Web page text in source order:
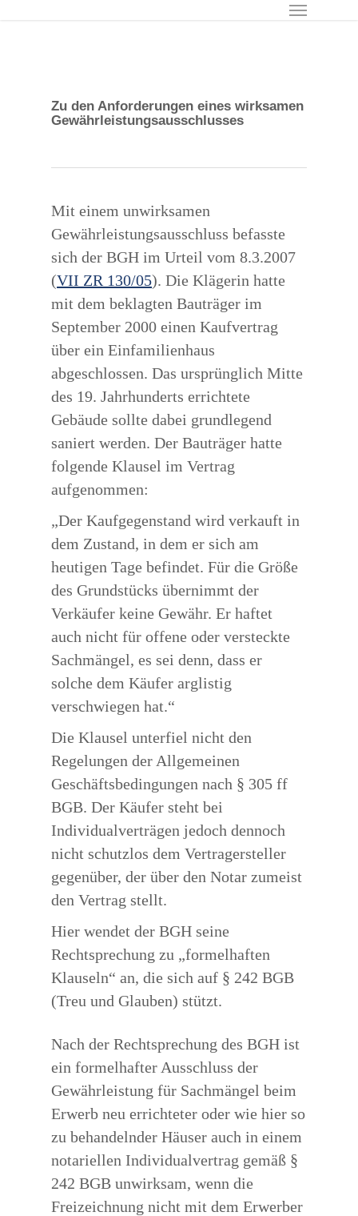
Zu den Anforderungen eines wirksamen
Gewährleistungsausschlusses
Mit einem unwirksamen
Gewährleistungsausschluss befasste
sich der BGH im Urteil vom 8.3.2007
(VII ZR 130/05). Die Klägerin hatte
mit dem beklagten Bauträger im
September 2000 einen Kaufvertrag
über ein Einfamilienhaus
abgeschlossen. Das ursprünglich Mitte
des 19. Jahrhunderts errichtete
Gebäude sollte dabei grundlegend
saniert werden. Der Bauträger hatte
folgende Klausel im Vertrag
aufgenommen:
„Der Kaufgegenstand wird verkauft in
dem Zustand, in dem er sich am
heutigen Tage befindet. Für die Größe
des Grundstücks übernimmt der
Verkäufer keine Gewähr. Er haftet
auch nicht für offene oder versteckte
Sachmängel, es sei denn, dass er
solche dem Käufer arglistig
verschwiegen hat.“
Die Klausel unterfiel nicht den
Regelungen der Allgemeinen
Geschäftsbedingungen nach § 305 ff
BGB. Der Käufer steht bei
Individualverträgen jedoch dennoch
nicht schutzlos dem Vertragersteller
gegenüber, der über den Notar zumeist
den Vertrag stellt.
Hier wendet der BGH seine
Rechtsprechung zu „formelhaften
Klauseln“ an, die sich auf § 242 BGB
(Treu und Glauben) stützt.
Nach der Rechtsprechung des BGH ist
ein formelhafter Ausschluss der
Gewährleistung für Sachmängel beim
Erwerb neu errichteter oder wie hier so
zu behandelnder Häuser auch in einem
notariellen Individualvertrag gemäß §
242 BGB unwirksam, wenn die
Freizeichnung nicht mit dem Erwerber